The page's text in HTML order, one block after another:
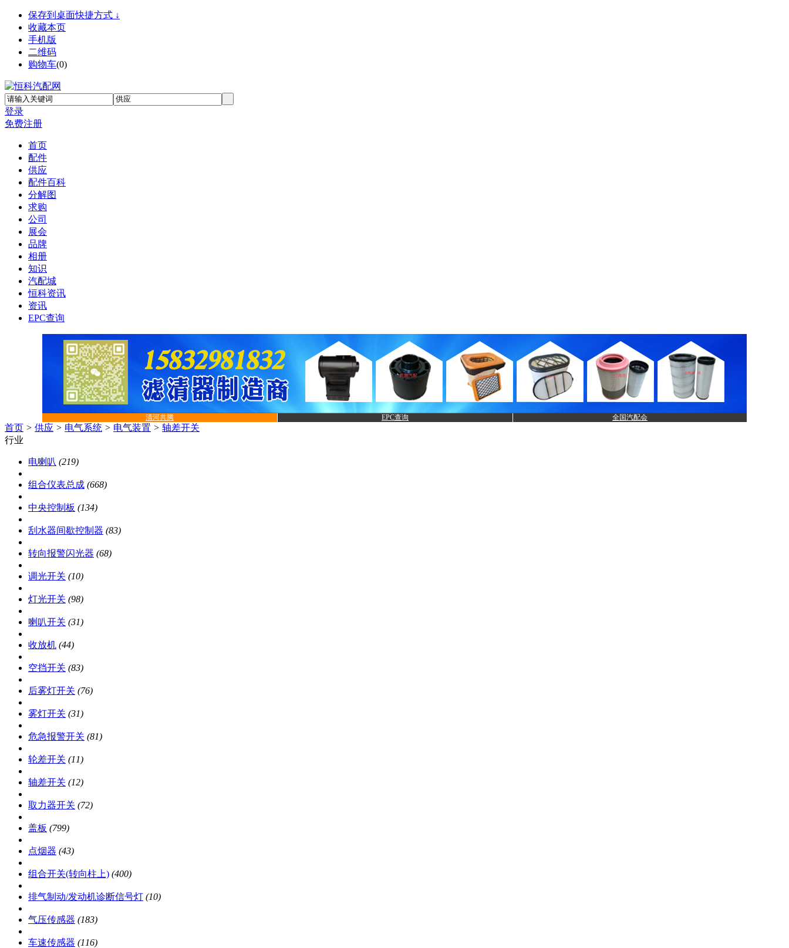
保存到桌面快捷方式 ↓
收藏本页
手机版
二维码
购物车(0)
登录
免费注册
首页
配件
供应
配件百科
分解图
求购
公司
展会
品牌
相册
知识
汽配城
恒科资讯
资讯
EPC查询
清河共腾 EPC查询 全国汽配会
首页 > 供应 > 电气系统 > 电气装置 > 轴差开关
行业
电喇叭 (219)
组合仪表总成 (668)
中央控制板 (134)
刮水器间歇控制器 (83)
转向报警闪光器 (68)
调光开关 (10)
灯光开关 (98)
喇叭开关 (31)
收放机 (44)
空挡开关 (83)
后雾灯开关 (76)
雾灯开关 (31)
危急报警开关 (81)
轮差开关 (11)
轴差开关 (12)
取力器开关 (72)
盖板 (799)
点烟器 (43)
组合开关(转向柱上) (400)
排气制动/发动机诊断信号灯 (10)
气压传感器 (183)
车速传感器 (116)